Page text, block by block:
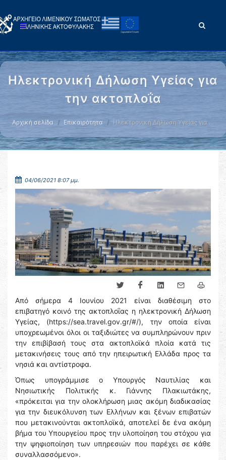
Ηλεκτρονική Δήλωση Υγείας για
την ακτοπλοΐα
Αρχική σελίδα Επικαιρότητα Ηλεκτρονική Δήλωση Υγείας για …
04/06/2021 8:07 μμ.
Από σήμερα 4 Ιουνίου 2021 είναι διαθέσιμη στο
επιβατηγό κοινό της ακτοπλοΐας η ηλεκτρονική Δήλωση
Υγείας, (https://sea.travel.gov.gr/#/), την οποία είναι
υποχρεωμένοι όλοι οι ταξιδιώτες να συμπληρώνουν πριν
την επιβίβασή τους στα ακτοπλοϊκά πλοία κατά τις
μετακινήσεις τους από την ηπειρωτική Ελλάδα προς τα
νησιά και αντίστροφα.
Όπως υπογράμμισε ο Υπουργός Ναυτιλίας και
Νησιωτικής Πολιτικής κ. Γιάννης Πλακιωτάκης,
«πρόκειται για την ολοκλήρωση μιας ακόμη διαδικασίας
για την διευκόλυνση των Ελλήνων και ξένων επιβατών
που μετακινούνται ακτοπλοϊκά, αποτελεί δε ένα ακόμη
βήμα του Υπουργείου προς την υλοποίηση του στόχου για
την ψηφιοποίηση των υπηρεσιών που παρέχει σε κάθε
συναλλασσόμενο».